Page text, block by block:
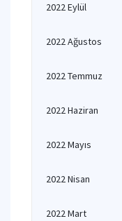
2022 Eylül
2022 Ağustos
2022 Temmuz
2022 Haziran
2022 Mayıs
2022 Nisan
2022 Mart